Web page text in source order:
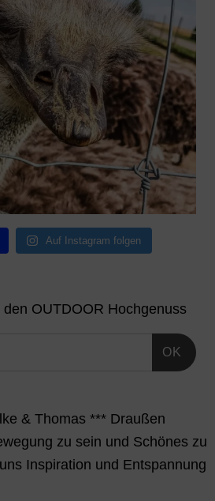
Auf Instagram folgen
OUTDOOR Hochgenuss
OK
& Thomas *** Draußen
zu sein und Schönes zu
Inspiration und Entspannung